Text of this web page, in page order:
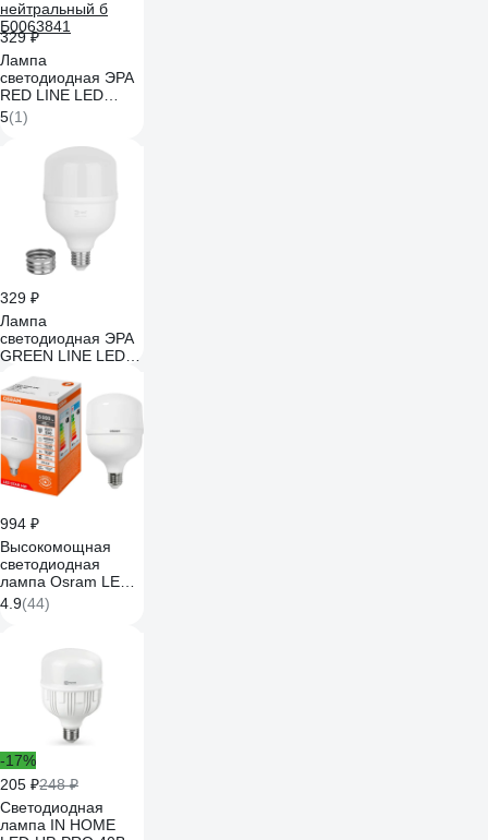
329 ₽
Лампа
светодиодная ЭРА
RED LINE LED
POWER
T12060W4000E27/E40
R E27/E40 R 60 Вт
колокол
Б0063841
5(1)
329 ₽
Лампа
светодиодная ЭРА
GREEN LINE LED
POWER
T10060W840E27/E40
GL Е27/Е40 60 Вт
колокол яркий
белый свет
Б0067072
994 ₽
Высокомощная
светодиодная
лампа Osram LED
STAR HW 40W/840
230V E27/E40 8x1
4.9(44)
-17%
205 ₽248 ₽
Светодиодная
лампа IN HOME